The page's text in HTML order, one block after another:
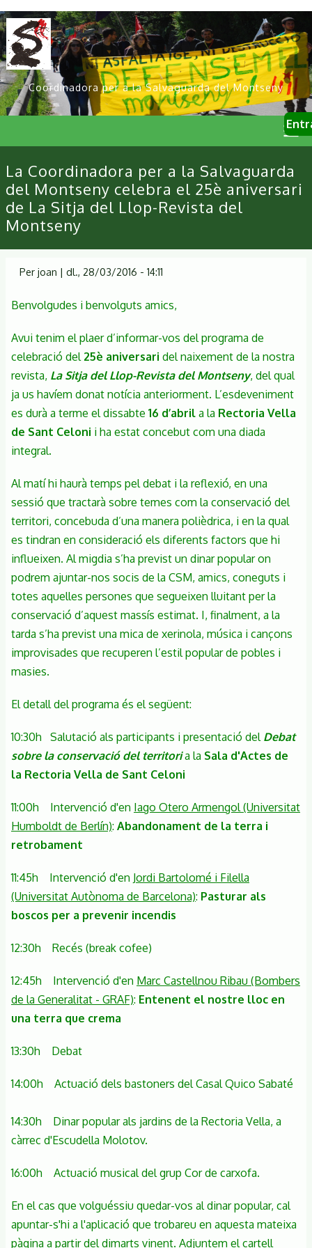
Vés
al
contingut
Coordinadora per a la Salvaguarda del Montseny
User
Primary
links
La Coordinadora per a la Salvaguarda
del Montseny celebra el 25è aniversari
de La Sitja del Llop-Revista del
Montseny
Per joan | dl., 28/03/2016 - 14:11
Benvolgudes i benvolguts amics,
Avui tenim el plaer d’informar-vos del programa de
celebració del 25è aniversari del naixement de la nostra
revista, La Sitja del Llop-Revista del Montseny, del qual
ja us havíem donat notícia anteriorment. L’esdeveniment
es durà a terme el dissabte 16 d’abril a la Rectoria Vella
de Sant Celoni i ha estat concebut com una diada
integral.
Al matí hi haurà temps pel debat i la reflexió, en una
sessió que tractarà sobre temes com la conservació del
territori, concebuda d’una manera polièdrica, i en la qual
es tindran en consideració els diferents factors que hi
influeixen. Al migdia s’ha previst un dinar popular on
podrem ajuntar-nos socis de la CSM, amics, coneguts i
totes aquelles persones que segueixen lluitant per la
conservació d’aquest massís estimat. I, finalment, a la
tarda s’ha previst una mica de xerinola, música i cançons
improvisades que recuperen l’estil popular de pobles i
masies.
El detall del programa és el següent:
10:30h Salutació als participants i presentació del Debat
sobre la conservació del territoria la Sala d'Actes de
la Rectoria Vella de Sant Celoni
11:00h Intervenció d'en Iago Otero Armengol (Universitat
Humboldt de Berlín): Abandonament de la terra i
retrobament
11:45h Intervenció d'en Jordi Bartolomé i Filella
(Universitat Autònoma de Barcelona): Pasturar als
boscos per a prevenir incendis
12:30h Recés (break cofee)
12:45h Intervenció d'en Marc Castellnou Ribau (Bombers
de la Generalitat - GRAF): Entenent el nostre lloc en
una terra que crema
13:30h Debat
14:00h Actuació dels bastoners del Casal Quico Sabaté
14:30h Dinar popular als jardins de la Rectoria Vella, a
càrrec d'Escudella Molotov.
16:00h Actuació musical del grup Cor de carxofa.
En el cas que volguéssiu quedar-vos al dinar popular, cal
apuntar-s'hi a l'aplicació que trobareu en aquesta mateixa
pàgina a partir del dimarts vinent. Adjuntem el cartell